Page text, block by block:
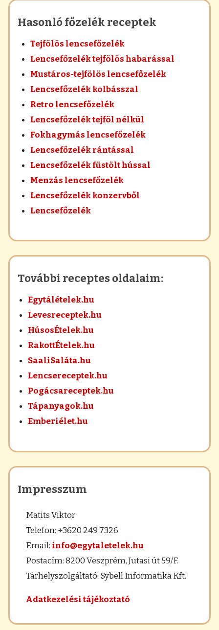
Hasonló főzelék receptek
Tejfölös lencsefőzelék
Lencsefőzelék tejfölös habarással
Mustáros-tejfölös lencsefőzelék
Lencsefőzelék kolbásszal
Retro lencsefőzelék
Lencsefőzelék tejföl nélkül
Fokhagymás lencsefőzelék
Lencsefőzelék rántással
Lencsefőzelék füstölt hússal
Menzás lencsefőzelék
Lencsefőzelék konzervből
Lencsefőzelék
További receptes oldalaim:
Egytálételek.hu
Levesreceptek.hu
HúsosÉtelek.hu
RakottÉtelek.hu
SaaliSaláta.hu
Lencsereceptek.hu
Pogácsareceptek.hu
Tápanyagok.hu
Emberiélet.hu
Impresszum
Matits Viktor
Telefon: +3620 249 7326
Email: info@egytaletelek.hu
Postacím: 8200 Veszprém, Jutasi út 59/F.
Tárhelyszolgáltató: Sybell Informatika Kft.
Adatkezelési tájékoztató